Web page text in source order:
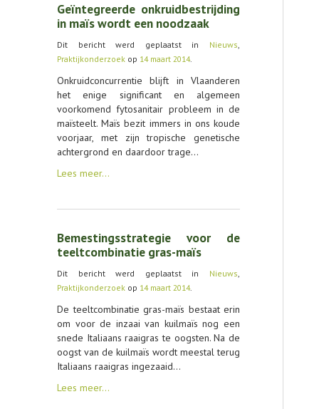
Geïntegreerde onkruidbestrijding
in maïs wordt een noodzaak
Dit bericht werd geplaatst in Nieuws,
Praktijkonderzoek op 14 maart 2014.
Onkruidconcurrentie blijft in Vlaanderen
het enige significant en algemeen
voorkomend fytosanitair probleem in de
maïsteelt. Maïs bezit immers in ons koude
voorjaar, met zijn tropische genetische
achtergrond en daardoor trage…
Lees meer…
Bemestingsstrategie voor de
teeltcombinatie gras-maïs
Dit bericht werd geplaatst in Nieuws,
Praktijkonderzoek op 14 maart 2014.
De teeltcombinatie gras-maïs bestaat erin
om voor de inzaai van kuilmaïs nog een
snede Italiaans raaigras te oogsten. Na de
oogst van de kuilmaïs wordt meestal terug
Italiaans raaigras ingezaaid…
Lees meer…